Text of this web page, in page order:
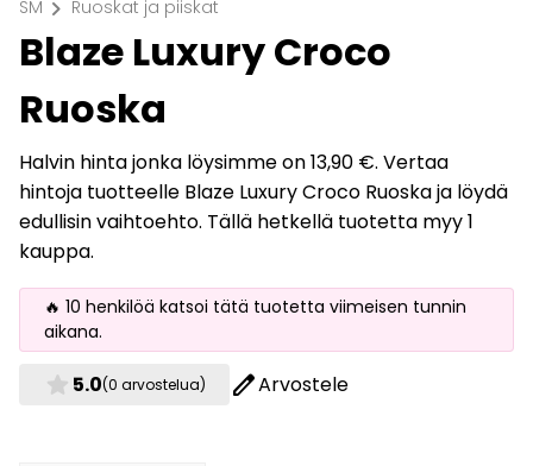
SM chevron_right Ruoskat ja piiskat
Blaze Luxury Croco
Ruoska
Halvin hinta jonka löysimme on 13,90 €. Vertaa
hintoja tuotteelle Blaze Luxury Croco Ruoska ja löydä
edullisin vaihtoehto. Tällä hetkellä tuotetta myy 1
kauppa.
🔥 10 henkilöä katsoi tätä tuotetta viimeisen tunnin
aikana.
star 5.0(0 arvostelua) editArvostele